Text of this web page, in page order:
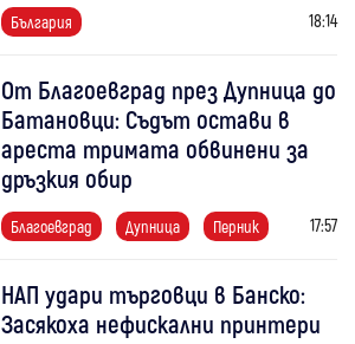
България 18:14
От Благоевград през Дупница до
Батановци: Съдът остави в
ареста тримата обвинени за
дръзкия обир
Благоевград Дупница Перник 17:57
НАП удари търговци в Банско:
Засякоха нефискални принтери